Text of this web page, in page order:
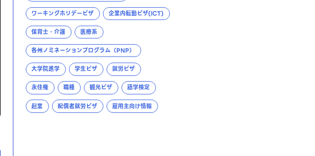
ワーキングホリデービザ 企業内転勤ビザ(ICT)
保育士・介護 医療系
各州ノミネーションプログラム（PNP）
大学院進学 学生ビザ 就労ビザ
永住権 職種 観光ビザ 語学検定
起業 配偶者就労ビザ 雇用主向け情報